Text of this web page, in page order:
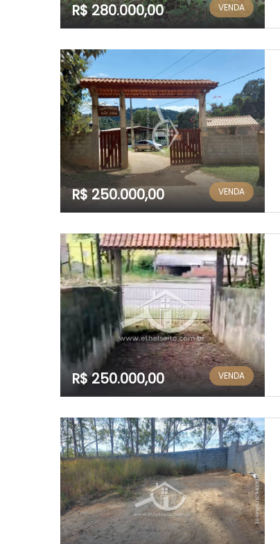
R$ 280.000,00 VENDA
R$ 250.000,00 VENDA
R$ 250.000,00 VENDA